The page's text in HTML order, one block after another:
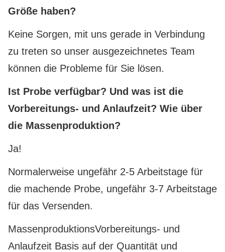
Größe haben?
Keine Sorgen, mit uns gerade in Verbindung
zu treten so unser ausgezeichnetes Team
können die Probleme für Sie lösen.
Ist Probe verfügbar? Und was ist die
Vorbereitungs- und Anlaufzeit? Wie über
die Massenproduktion?
Ja!
Normalerweise ungefähr 2-5 Arbeitstage für
die machende Probe, ungefähr 3-7 Arbeitstage
für das Versenden.
MassenproduktionsVorbereitungs- und
Anlaufzeit Basis auf der Quantität und